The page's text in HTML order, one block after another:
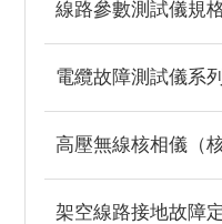
電纜故障測試儀系列